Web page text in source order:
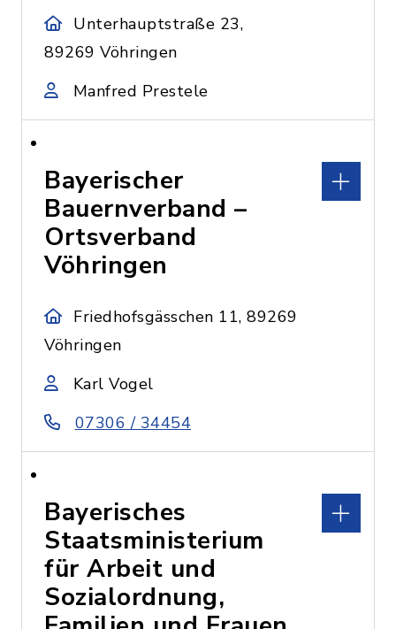
Unterhauptstraße 23,
89269 Vöhringen
Manfred Prestele
Bayerischer
Bauernverband –
Ortsverband
Vöhringen
Friedhofsgässchen 11, 89269
Vöhringen
Karl Vogel
07306 / 34454
Bayerisches
Staatsministerium
für Arbeit und
Sozialordnung,